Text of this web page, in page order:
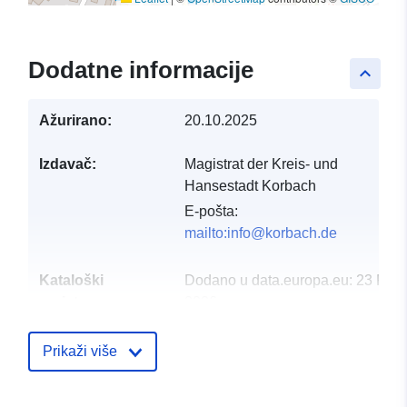
keyboard_arrow_up
Dodatne informacije
Ažurirano: 20.10.2025
Izdavač:
Magistrat der Kreis- und
Hansestadt Korbach
E-pošta:
mailto:info@korbach.de
Kataloški
Dodano u data.europa.eu: 23
Prikaži više